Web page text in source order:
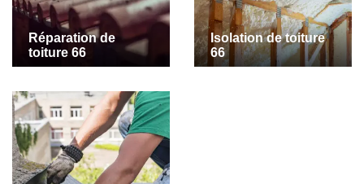
Réparation de
toiture 66
Isolation de toiture
66